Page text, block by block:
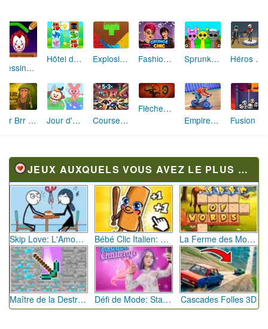
Dessine et Écrase : Le Jeu des Monstres
Hôtel des Animaux de Rêve Explosion de Blocs de Sable Fashion Rebelle: Style Grunge Chic Sprunki Monster: Rythmes Musicaux Monstres Héros des Terres Hostiles
Brr Brr Patapim: Le Défi Parkour Délirant Jour d'Aventure: Puzzles en Plein Air Course Mathématique: La Vitesse par les Chiffres
Flèches Rusées 2 : Visez Juste et Défiez la Rotation!
Empire Fitness - Simulateur de Salle de Sport
JEUX AUXQUELS VOUS AVEZ LE PLUS JOUÉ
Skip Love: L'Amour en Péril Bébé Clic Italien: La Folie des Petits Bambins La Ferme des Mots - Cultivez votre Vocabulaire
Maître de la Destruction: Fusion de Pioches Défi de Mode: Star du Podium Cascades Folles 3D